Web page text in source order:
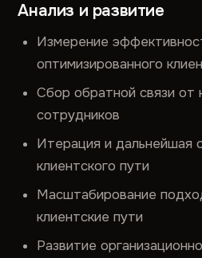
Анализ и развитие
Измерение
оптимизированного
Сбор обратной связи от
сотрудников
Итерация и дальнейшая
клиентского пути
Масштабирование
клиентские пути
Развитие